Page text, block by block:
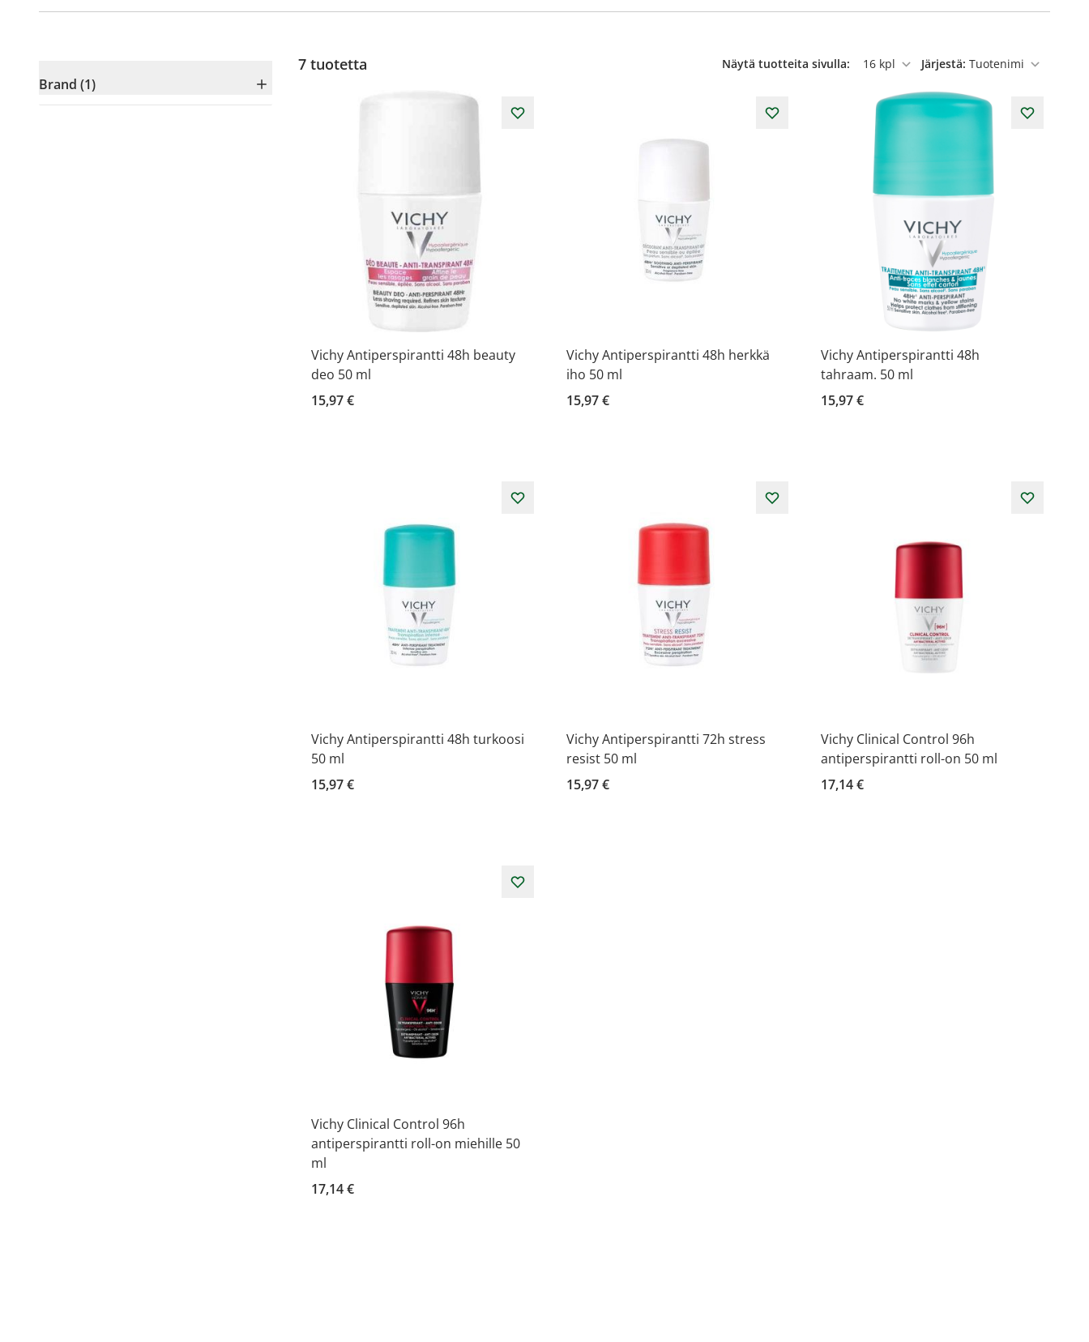
Brand (1)
7 tuotetta Näytä tuotteita sivulla:
per sivu
Järjestä:
Vichy Antiperspirantti 48h beauty
deo 50 ml
15,97 €
Vichy Antiperspirantti 48h herkkä
iho 50 ml
15,97 €
Vichy Antiperspirantti 48h
tahraam. 50 ml
15,97 €
Vichy Antiperspirantti 48h turkoosi
50 ml
15,97 €
Vichy Antiperspirantti 72h stress
resist 50 ml
15,97 €
Vichy Clinical Control 96h
antiperspirantti roll-on 50 ml
17,14 €
Vichy Clinical Control 96h
antiperspirantti roll-on miehille 50
ml
17,14 €